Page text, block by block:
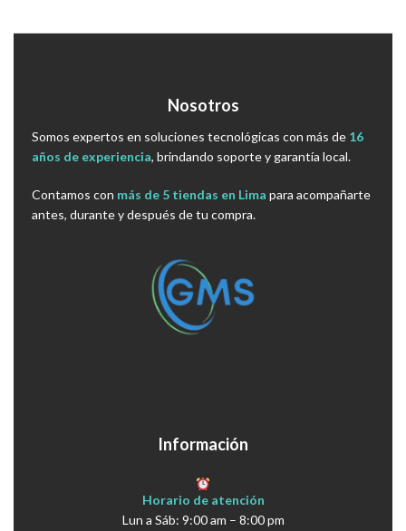
Nosotros
Somos expertos en soluciones tecnológicas con más de 16
años de experiencia, brindando soporte y garantía local.
Contamos con más de 5 tiendas en Lima para acompañarte
antes, durante y después de tu compra.
Información
Horario de atención
Lun a Sáb: 9:00 am – 8:00 pm